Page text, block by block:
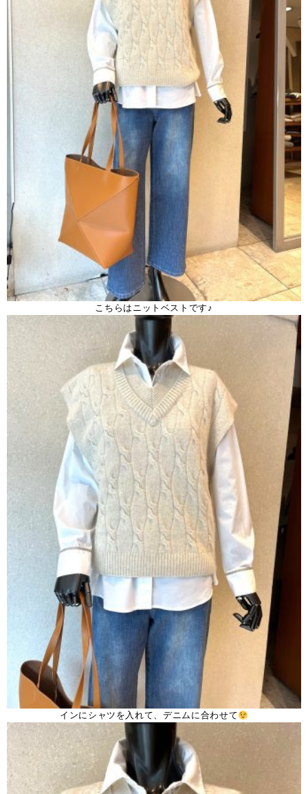
こちらはニットベストです♪
インにシャツを入れて、デニムに合わせて